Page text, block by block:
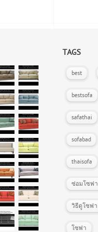
TAGS
best
bestsofa
safathai
sofabad
thaisofa
ซ่อมโซฟา
วิธีดูโซฟา
โซฟา